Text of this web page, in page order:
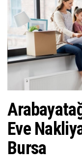
Eve
Bursa